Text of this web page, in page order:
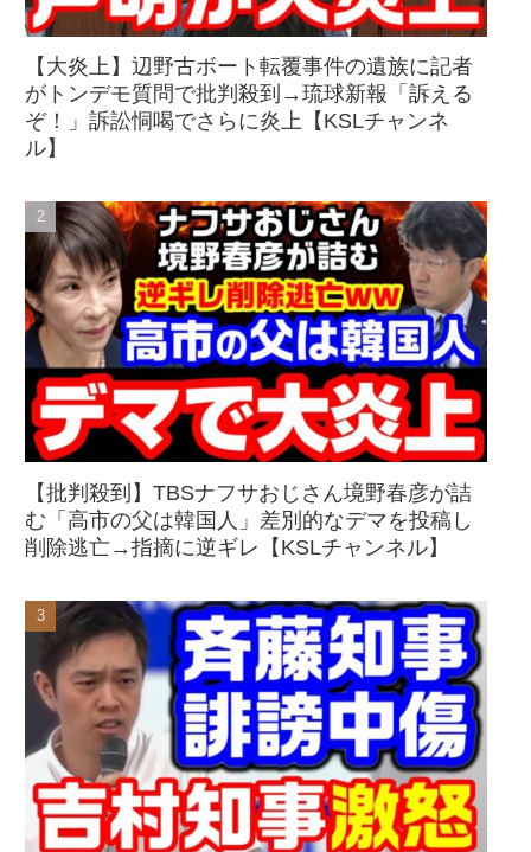
【大炎上】辺野古ボート転覆事件の遺族に記者
がトンデモ質問で批判殺到→琉球新報「訴える
ぞ！」訴訟恫喝でさらに炎上【KSLチャンネ
ル】
【批判殺到】TBSナフサおじさん境野春彦が詰
む「高市の父は韓国人」差別的なデマを投稿し
削除逃亡→指摘に逆ギレ【KSLチャンネル】